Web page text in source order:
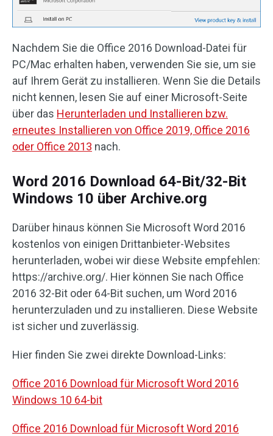
Nachdem Sie die Office 2016 Download-Datei für
PC/Mac erhalten haben, verwenden Sie sie, um sie
auf Ihrem Gerät zu installieren. Wenn Sie die Details
nicht kennen, lesen Sie auf einer Microsoft-Seite
über das Herunterladen und Installieren bzw.
erneutes Installieren von Office 2019, Office 2016
oder Office 2013 nach.
Word 2016 Download 64-Bit/32-Bit
Windows 10 über Archive.org
Darüber hinaus können Sie Microsoft Word 2016
kostenlos von einigen Drittanbieter-Websites
herunterladen, wobei wir diese Website empfehlen:
https://archive.org/. Hier können Sie nach Office
2016 32-Bit oder 64-Bit suchen, um Word 2016
herunterzuladen und zu installieren. Diese Website
ist sicher und zuverlässig.
Hier finden Sie zwei direkte Download-Links:
Office 2016 Download für Microsoft Word 2016
Windows 10 64-bit
Office 2016 Download für Microsoft Word 2016